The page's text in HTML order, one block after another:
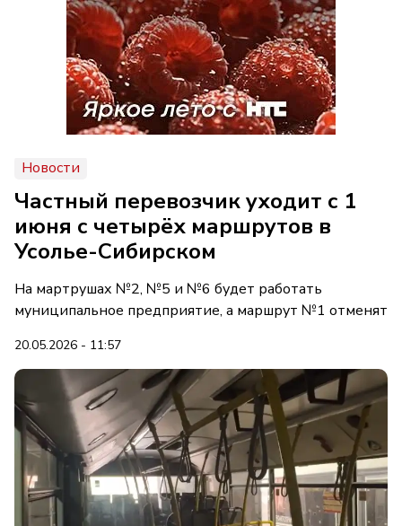
Новости
Частный перевозчик уходит с 1
июня с четырёх маршрутов в
Усолье-Сибирском
На мартрушах №2, №5 и №6 будет работать
муниципальное предприятие, а маршрут №1 отменят
20.05.2026 - 11:57